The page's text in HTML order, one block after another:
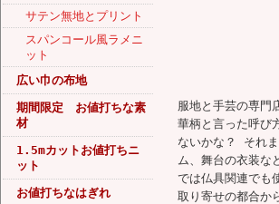
サテン無地とプリント
スパンコール風ラメニ
ット
広い巾の布地
期間限定 お値打ちな素
材
1.5mカットお値打ちニ
ット
お値打ちなはぎれ
服地と手芸の専門
華柄と言った呼び
ないかな？ それ
ム、舞台の衣装な
では仏具関連でも
取り寄せの都合か